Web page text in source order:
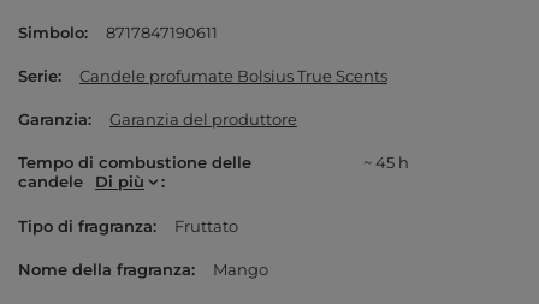
Simbolo 8717847190611
Serie Candele profumate Bolsius True Scents
Garanzia Garanzia del produttore
Tempo di combustione delle
candele
Di più
~ 45 h
Tipo di fragranza Fruttato
Nome della fragranza Mango